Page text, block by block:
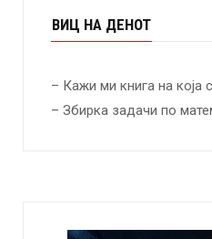
ВИЦ НА ДЕНОТ
– Кажи ми книга на која
– Збирка задачи по